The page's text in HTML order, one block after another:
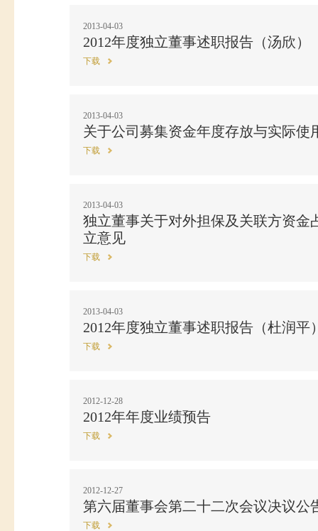
2013-04-03
2012年度独立董事述职报告（汤欣）
下载
2013-04-03
关于公司募集资金年度存放与实际使
下载
2013-04-03
独立董事关于对外担保及关联方资金
立意见
下载
2013-04-03
2012年度独立董事述职报告（杜润平
下载
2012-12-28
2012年年度业绩预告
下载
2012-12-27
第六届董事会第二十二次会议决议公
下载